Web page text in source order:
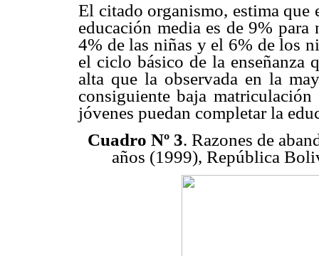
El citado organismo, estima que
educación media es de 9%
4% de las niñas y el 6% de los
el ciclo básico de la enseñanza
alta que la observada en la
consiguiente baja
jóvenes puedan completar la
Cuadro Nº 3. Razones de
años (1999), República